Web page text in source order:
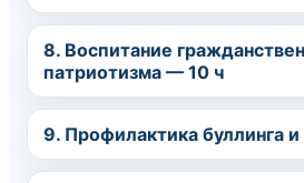
8. Воспитание
патриотизма — 10 ч
9. Профилактика буллинга